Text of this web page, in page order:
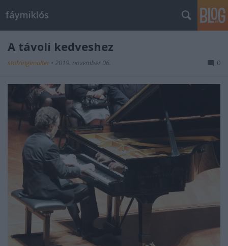
fáymiklós
A távoli kedveshez
stolzingimalter • 2019. november 06. 0